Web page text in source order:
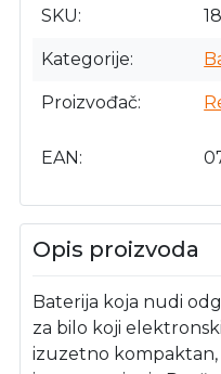
SKU
Kategorije
Proizvođač
EAN
Opis proizvoda
Baterija koja nudi
za bilo koji
izuzetno